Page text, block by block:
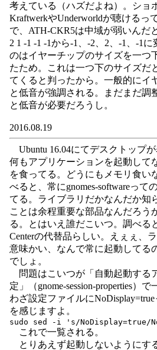
考えている（ハズだよね）。ショ
KraftwerkやUnderworldが聴けるっ
で、ATH-CKR5は中域が弱いんだ
2 1 -1 -1 -1から-1、-2、2、-1、-1
のはイヤーチップのサイズを一つ
たため。これは一つ下のサイズだ
てくると判ったから。一般的にイ
と低音が強調される。まだまだ調
と低音が必要だろうし。
2016.08.19
Ubuntu 16.04にてデスクトップ
何もアプリケーションを起動して
を食ってる。どうにもメモリ食い
べると、常にgnomes-softwareって
てる。ライブラリだかなんだか知
ことは余程重要な部品なんだろう
る。とはいえ誰だこいつ。調べる
Centerの代替品らしい。えぇぇ、
意味かい、なんで常に起動してる
でしょ。
問題はこいつが「自動起動する
定」（gnome-session-properties）
わざ設定ファイルに
を感じますよ。
これで一覧される。
とりあえず起動しないようにす